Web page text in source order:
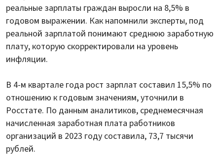
реальные зарплаты граждан выросли на 8,5% в
годовом выражении. Как напомнили эксперты, под
реальной зарплатой понимают среднюю заработную
плату, которую скорректировали на уровень
инфляции.
В 4-м квартале года рост зарплат составил 15,5% по
отношению к годовым значениям, уточнили в
Росстате. По данным аналитиков, среднемесячная
начисленная заработная плата работников
организаций в 2023 году составила, 73,7 тысячи
рублей.